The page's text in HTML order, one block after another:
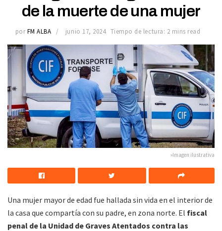
de la muerte de una mujer
por FM ALBA junio 17, 2024 Tiempo de lectura: 2 mins read
»Imagen ilustrativa
Una mujer mayor de edad fue hallada sin vida en el interior de
la casa que compartía con su padre, en zona norte. El fiscal
penal de la Unidad de Graves Atentados contra las